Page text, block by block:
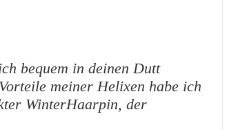
bequem in deinen Dutt
meiner Helixen habe ich
WinterHaarpin, der